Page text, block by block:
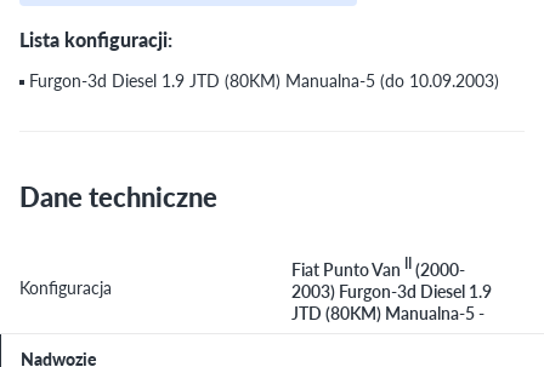
Lista konfiguracji:
Furgon-3d Diesel 1.9 JTD (80KM) Manualna-5 (do 10.09.2003)
Dane techniczne
Konfiguracja
Fiat Punto Van II(2000-
2003) Furgon-3d Diesel 1.9
JTD (80KM) Manualna-5 -
Nadwozie